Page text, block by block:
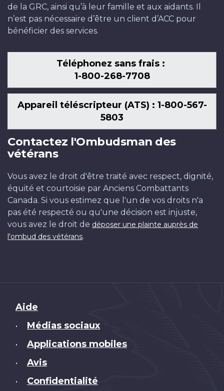
de la GRC, ainsi qu’à leur famille et aux aidants. Il
n’est pas nécessaire d’être un client d’ACC pour
bénéficier des services.
Téléphonez sans frais :
1-800-268-7708
Appareil téléscripteur (ATS) : 1-800-567-
5803
Contactez l'Ombudsman des
vétérans
Vous avez le droit d'être traité avec respect, dignité,
équité et courtoisie par Anciens Combattants
Canada. Si vous estimez que l'un de vos droits n'a
pas été respecté ou qu'une décision est injuste,
vous avez le droit de déposer une plainte auprès de
l'ombud des vétérans.
Brand
Aide
• Médias sociaux
• Applications mobiles
• Avis
• Confidentialité